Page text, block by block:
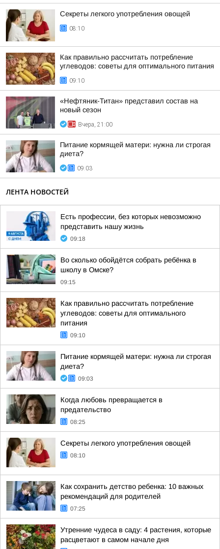
Секреты легкого употребления овощей
08:10
Как правильно рассчитать потребление
углеводов: советы для оптимального питания
09:10
«Нефтяник-Титан» представил состав на
новый сезон
Вчера, 21:00
Питание кормящей матери: нужна ли строгая
диета?
09:03
ЛЕНТА НОВОСТЕЙ
Есть профессии, без которых невозможно
представить нашу жизнь
09:18
Во сколько обойдётся собрать ребёнка в
школу в Омске?
09:15
Как правильно рассчитать потребление
углеводов: советы для оптимального
питания
09:10
Питание кормящей матери: нужна ли строгая
диета?
09:03
Когда любовь превращается в
предательство
08:25
Секреты легкого употребления овощей
08:10
Как сохранить детство ребенка: 10 важных
рекомендаций для родителей
07:25
Утренние чудеса в саду: 4 растения, которые
расцветают в самом начале дня